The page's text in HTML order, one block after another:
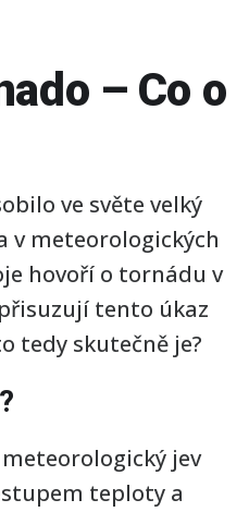
– Co o
ve světe velký
v meteorologických
hovoří o tornádu v
tento úkaz
tedy skutečně je?
jev
teploty a